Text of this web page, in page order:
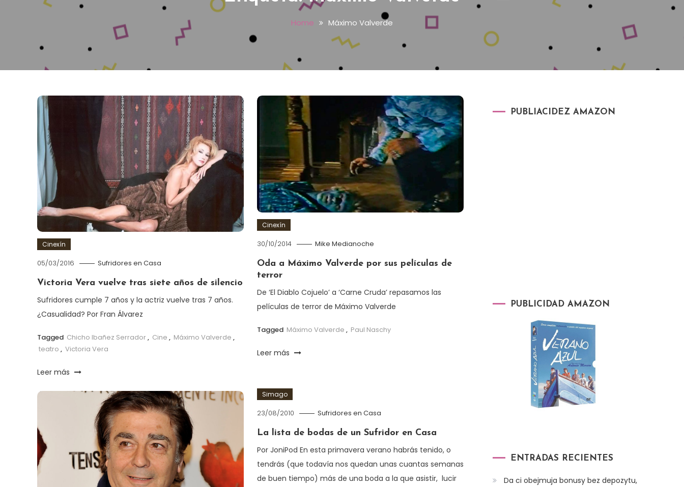
Home Máximo Valverde
Cinexín
05/03/2016 Sufridores en Casa
Victoria Vera vuelve tras siete años de silencio
Sufridores cumple 7 años y la actriz vuelve tras 7 años.
¿Casualidad? Por Fran Álvarez
Tagged Chicho Ibañez Serrador, Cine , Máximo Valverde ,
teatro , Victoria Vera
Leer más
Cinexín
30/10/2014 Mike Medianoche
Oda a Máximo Valverde por sus películas de
terror
De ‘El Diablo Cojuelo’ a ‘Carne Cruda’ repasamos las
películas de terror de Máximo Valverde
Tagged Máximo Valverde , Paul Naschy
Leer más
Simago
23/08/2010 Sufridores en Casa
La lista de bodas de un Sufridor en Casa
Por JoniPod En esta primavera verano habrás tenido, o
tendrás (que todavía nos quedan unas cuantas semanas
de buen tiempo) más de una boda a la que asistir, lucir
PUBLIACIDEZ AMAZON
PUBLICIDAD AMAZON
ENTRADAS RECIENTES
Da ci obejmuja bonusy bez depozytu,